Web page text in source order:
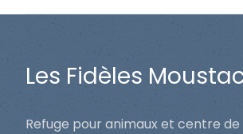
Les Fidèles
Refuge pour animaux et centre de